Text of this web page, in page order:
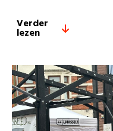
Verder
lezen